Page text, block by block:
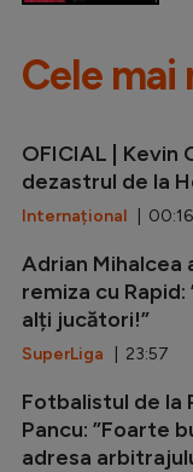
Cele mai
OFICIAL | Kevin
dezastrul de la
Internațional | 00:16
Adrian Mihalcea
remiza cu
alți jucători!”
SuperLiga | 23:57
Fotbalistul de la
Pancu: ”Foarte
adresa